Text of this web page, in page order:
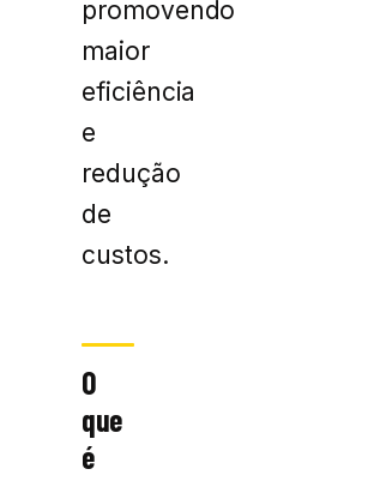
promovendo
maior
eficiência
e
redução
de
custos.
O
que
é